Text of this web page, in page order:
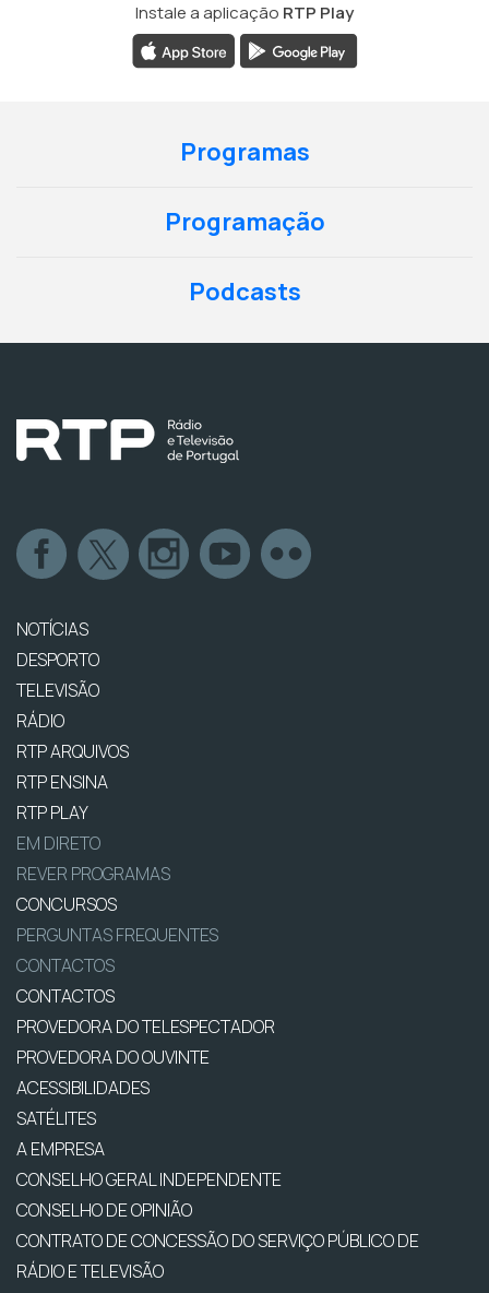
Instale a aplicação RTP Play
Programas
Programação
Podcasts
NOTÍCIAS
DESPORTO
TELEVISÃO
RÁDIO
RTP ARQUIVOS
RTP ENSINA
RTP PLAY
EM DIRETO
REVER PROGRAMAS
CONCURSOS
PERGUNTAS FREQUENTES
CONTACTOS
CONTACTOS
PROVEDORA DO TELESPECTADOR
PROVEDORA DO OUVINTE
ACESSIBILIDADES
SATÉLITES
A EMPRESA
CONSELHO GERAL INDEPENDENTE
CONSELHO DE OPINIÃO
CONTRATO DE CONCESSÃO DO SERVIÇO PÚBLICO DE
RÁDIO E TELEVISÃO